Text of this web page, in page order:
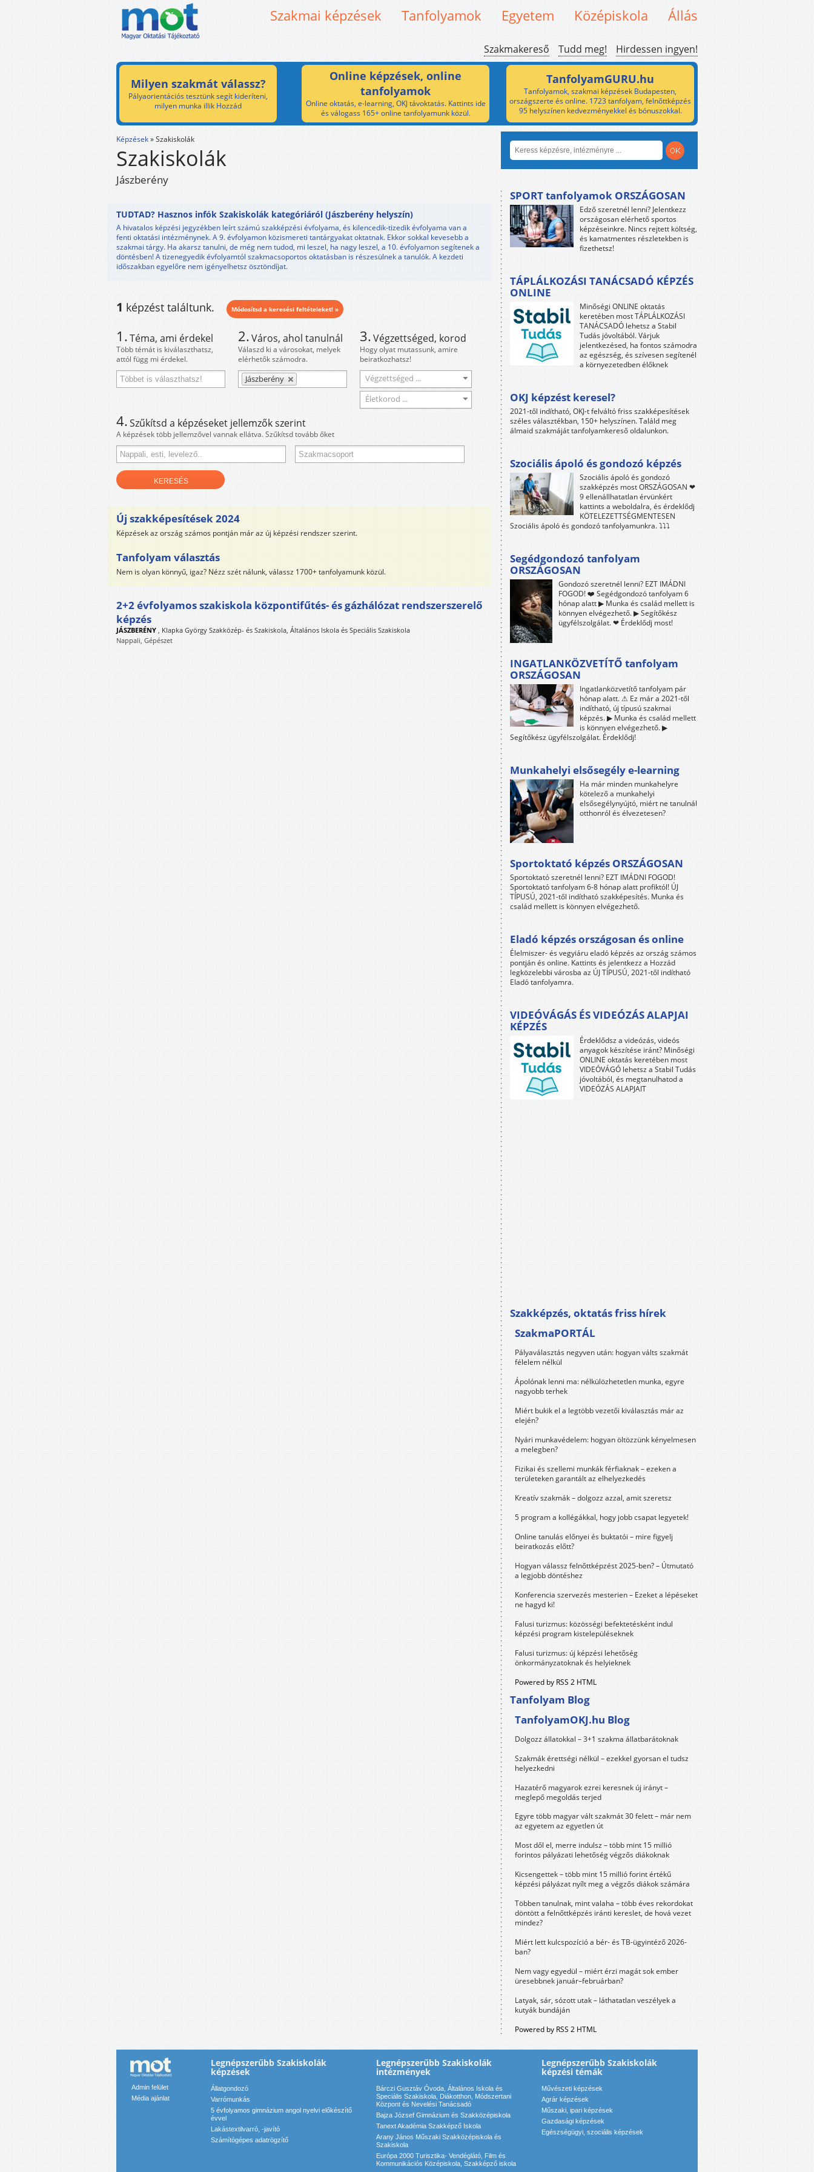
Szakmai képzések Tanfolyamok Egyetem Középiskola Állás
Szakmakereső Tudd meg! Hirdessen ingyen!
Milyen szakmát válassz?
Pályaorientációs tesztünk segít kideríteni,
milyen munka illik Hozzád
Online képzések, online
tanfolyamok
Online oktatás, e-learning, OKJ távoktatás. Kattints ide
és válogass 165+ online tanfolyamunk közül.
TanfolyamGURU.hu
Tanfolyamok, szakmai képzések Budapesten,
országszerte és online. 1723 tanfolyam, felnőttképzés
95 helyszínen kedvezményekkel és bónuszokkal.
Képzések»Szakiskolák
Szakiskolák
Jászberény
TUDTAD? Hasznos infók Szakiskolák kategóriáról (Jászberény helyszín)
A hivatalos képzési jegyzékben leírt számú szakképzési évfolyama, és kilencedik-tizedik évfolyama van a
fenti oktatási intézménynek. A 9. évfolyamon közismereti tantárgyakat oktatnak. Ekkor sokkal kevesebb a
szakmai tárgy. Ha akarsz tanulni, de még nem tudod, mi leszel, ha nagy leszel, a 10. évfolyamon segítenek a
döntésben! A tizenegyedik évfolyamtól szakmacsoportos oktatásban is részesülnek a tanulók. A kezdeti
időszakban egyelőre nem igényelhetsz ösztöndíjat.
1 képzést találtunk. Módosítsd a keresési feltételeket! »
1.Téma, ami érdekel
Több témát is kiválaszthatsz,
attól függ mi érdekel.
2.Város, ahol tanulnál
Válaszd ki a városokat, melyek
elérhetők számodra.
Jászberény
3.Végzettséged, korod
Hogy olyat mutassunk, amire
beiratkozhatsz!
Végzettséged ...
Életkorod ...
4.Szűkítsd a képzéseket jellemzők szerint
A képzések több jellemzővel vannak ellátva. Szűkítsd tovább őket
Új szakképesítések 2024
Képzések az ország számos pontján már az új képzési rendszer szerint.
Tanfolyam választás
Nem is olyan könnyű, igaz? Nézz szét nálunk, válassz 1700+ tanfolyamunk közül.
2+2 évfolyamos szakiskola központifűtés- és gázhálózat rendszerszerelő
képzés
JÁSZBERÉNY , Klapka György Szakközép- és Szakiskola, Általános Iskola és Speciális Szakiskola
Nappali, Gépészet
SPORT tanfolyamok ORSZÁGOSAN
Edző szeretnél lenni? Jelentkezz
országosan elérhető sportos
képzéseinkre. Nincs rejtett költség,
és kamatmentes részletekben is
fizethetsz!
TÁPLÁLKOZÁSI TANÁCSADÓ KÉPZÉS
ONLINE
Minőségi ONLINE oktatás
keretében most TÁPLÁLKOZÁSI
TANÁCSADÓ lehetsz a Stabil
Tudás jóvoltából. Várjuk
jelentkezésed, ha fontos számodra
az egészség, és szívesen segítenél
a környezetedben élőknek
OKJ képzést keresel?
2021-től indítható, OKJ-t felváltó friss szakképesítések
széles választékban, 150+ helyszínen. Találd meg
álmaid szakmáját tanfolyamkereső oldalunkon.
Szociális ápoló és gondozó képzés
Szociális ápoló és gondozó
szakképzés most ORSZÁGOSAN ❤
9 ellenállhatatlan érvünkért
kattints a weboldalra, és érdeklődj
KÖTELEZETTSÉGMENTESEN
Szociális ápoló és gondozó tanfolyamunkra. ⤵⤵⤵
Segédgondozó tanfolyam
ORSZÁGOSAN
Gondozó szeretnél lenni? EZT IMÁDNI
FOGOD! ❤️ Segédgondozó tanfolyam 6
hónap alatt ▶ Munka és család mellett is
könnyen elvégezhető. ▶ Segítőkész
ügyfélszolgálat. ❤ Érdeklődj most!
INGATLANKÖZVETÍTŐ tanfolyam
ORSZÁGOSAN
Ingatlanközvetítő tanfolyam pár
hónap alatt. ⚠ Ez már a 2021-től
indítható, új típusú szakmai
képzés. ▶ Munka és család mellett
is könnyen elvégezhető. ▶
Segítőkész ügyfélszolgálat. Érdeklődj!
Munkahelyi elsősegély e-learning
Ha már minden munkahelyre
kötelező a munkahelyi
elsősegélynyújtó, miért ne tanulnál
otthonról és élvezetesen?
Sportoktató képzés ORSZÁGOSAN
Sportoktató szeretnél lenni? EZT IMÁDNI FOGOD!
Sportoktató tanfolyam 6-8 hónap alatt profiktól! ÚJ
TÍPUSÚ, 2021-től indítható szakképesítés. Munka és
család mellett is könnyen elvégezhető.
Eladó képzés országosan és online
Élelmiszer- és vegyiáru eladó képzés az ország számos
pontján és online. Kattints és jelentkezz a Hozzád
legközelebbi városba az ÚJ TÍPUSÚ, 2021-től indítható
Eladó tanfolyamra.
VIDEÓVÁGÁS ÉS VIDEÓZÁS ALAPJAI
KÉPZÉS
Érdeklődsz a videózás, videós
anyagok készítése iránt? Minőségi
ONLINE oktatás keretében most
VIDEÓVÁGÓ lehetsz a Stabil Tudás
jóvoltából, és megtanulhatod a
VIDEÓZÁS ALAPJAIT
Szakképzés, oktatás friss hírek
SzakmaPORTÁL
Pályaválasztás negyven után: hogyan válts szakmát
félelem nélkül
Ápolónak lenni ma: nélkülözhetetlen munka, egyre
nagyobb terhek
Miért bukik el a legtöbb vezetői kiválasztás már az
elején?
Nyári munkavédelem: hogyan öltözzünk kényelmesen
a melegben?
Fizikai és szellemi munkák férfiaknak – ezeken a
területeken garantált az elhelyezkedés
Kreatív szakmák – dolgozz azzal, amit szeretsz
5 program a kollégákkal, hogy jobb csapat legyetek!
Online tanulás előnyei és buktatói – mire figyelj
beiratkozás előtt?
Hogyan válassz felnőttképzést 2025-ben? – Útmutató
a legjobb döntéshez
Konferencia szervezés mesterien – Ezeket a lépéseket
ne hagyd ki!
Falusi turizmus: közösségi befektetésként indul
képzési program kistelepüléseknek
Falusi turizmus: új képzési lehetőség
önkormányzatoknak és helyieknek
Powered by RSS 2 HTML
Tanfolyam Blog
TanfolyamOKJ.hu Blog
Dolgozz állatokkal – 3+1 szakma állatbarátoknak
Szakmák érettségi nélkül – ezekkel gyorsan el tudsz
helyezkedni
Hazatérő magyarok ezrei keresnek új irányt –
meglepő megoldás terjed
Egyre több magyar vált szakmát 30 felett – már nem
az egyetem az egyetlen út
Most dől el, merre indulsz – több mint 15 millió
forintos pályázati lehetőség végzős diákoknak
Kicsengettek – több mint 15 millió forint értékű
képzési pályázat nyílt meg a végzős diákok számára
Többen tanulnak, mint valaha – több éves rekordokat
döntött a felnőttképzés iránti kereslet, de hová vezet
mindez?
Miért lett kulcspozíció a bér- és TB-ügyintéző 2026-
ban?
Nem vagy egyedül – miért érzi magát sok ember
üresebbnek január–februárban?
Latyak, sár, sózott utak – láthatatlan veszélyek a
kutyák bundáján
Powered by RSS 2 HTML
Admin felület
Média ajánlat
Legnépszerűbb Szakiskolák
képzések
Állatgondozó
Varrómunkás
5 évfolyamos gimnázium angol nyelvi előkészítő
évvel
Lakástextilvarró, -javító
Számítógépes adatrögzítő
Legnépszerűbb Szakiskolák
intézmények
Bárczi Gusztáv Óvoda, Általános Iskola és
Speciális Szakiskola, Diákotthon, Módszertani
Központ és Nevelési Tanácsadó
Bajza József Gimnázium és Szakközépiskola
Tanext Akadémia Szakképző Iskola
Arany János Műszaki Szakközépiskola és
Szakiskola
Európa 2000 Turisztika- Vendéglátó, Film és
Kommunikációs Középiskola, Szakképző iskola
Legnépszerűbb Szakiskolák
képzési témák
Művészeti képzések
Agrár képzések
Műszaki, ipari képzések
Gazdasági képzések
Egészségügyi, szociális képzések